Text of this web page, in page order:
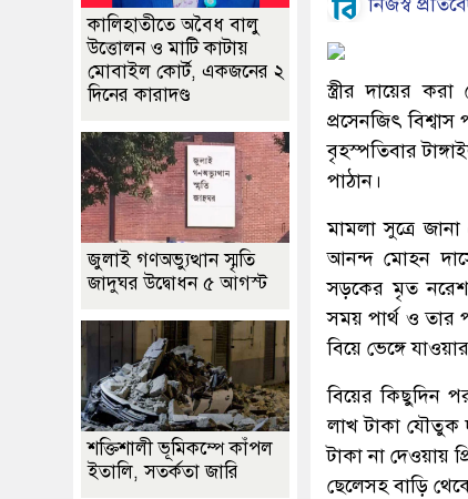
স্ত্রীর দায়ের
প্রসেনজিৎ বিশ্বাস
বৃহস্পতিবার
পাঠান।
মামলা সুত্রে
আনন্দ মোহন
সড়কের মৃত নরেশ
সময় পার্থ ও তার
বিয়ে ভেঙ্গে
বিয়ের কিছুদিন
লাখ টাকা যৌতুক
টাকা না দেওয়ায়
ছেলেসহ বাড়ি
কালিহাতীতে অবৈধ বালু
উত্তোলন ও মাটি কাটায়
মোবাইল কোর্ট, একজনের ২
দিনের কারাদণ্ড
জুলাই গণঅভ্যুত্থান স্মৃতি
জাদুঘর উদ্বোধন ৫ আগস্ট
শক্তিশালী ভূমিকম্পে কাঁপল
ইতালি, সতর্কতা জারি